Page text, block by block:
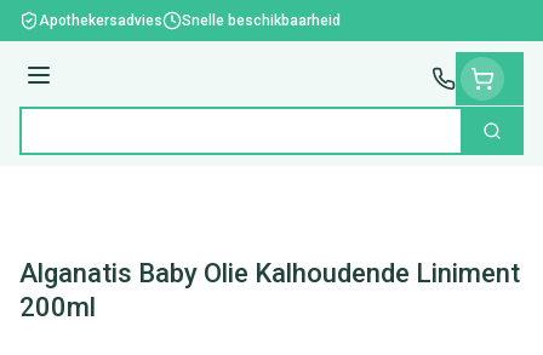
Ga naar de inhoud
Apothekersadvies Snelle beschikbaarheid
Menu
Zoek
Alganatis Baby Olie Kalhoudende Liniment
200ml